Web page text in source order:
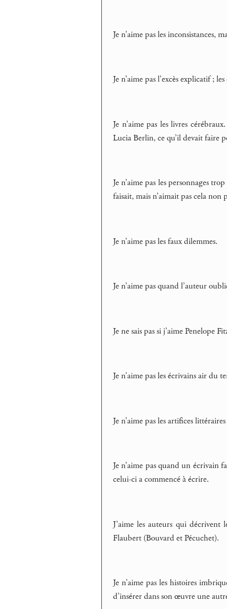
Je n’aime pas les inconsistances,
Je n’aime pas l’excès explicatif ;
Je n’aime pas les livres
Lucia Berlin, ce qu’il devait faire
Je n’aime pas les personnages
faisait, mais n’aimait pas cela non
Je n’aime pas les faux dilemmes.
Je n’aime pas quand l’auteur
Je ne sais pas si j’aime Penelope
Je n’aime pas les écrivains air du
Je n’aime pas les artifices
Je n’aime pas quand un écrivain
celui-ci a commencé à écrire.
J’aime les auteurs qui
Flaubert (Bouvard et Pécuchet).
Je n’aime pas les histoires
d’insérer dans son œuvre une